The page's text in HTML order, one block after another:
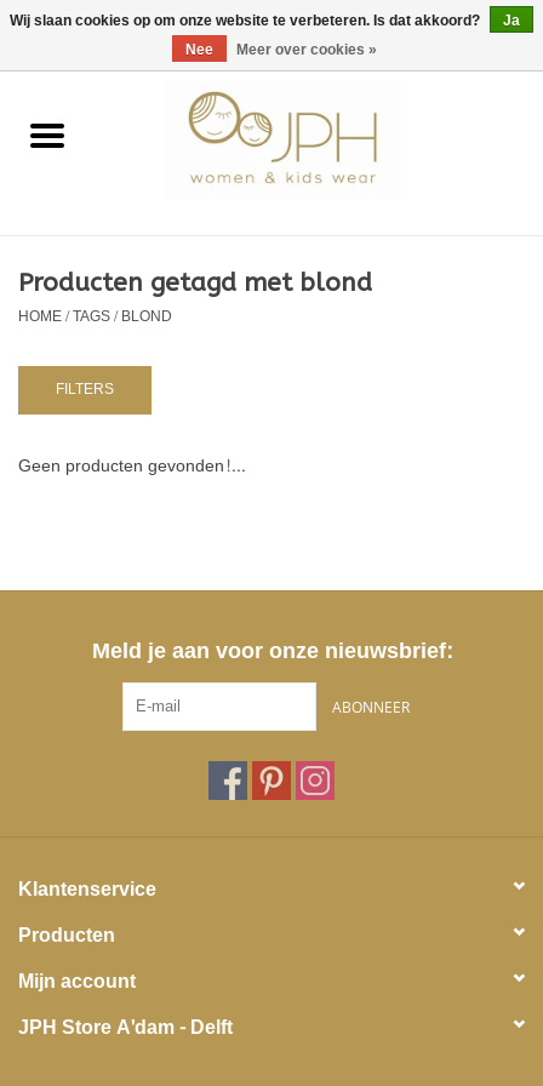
EUR/GBP/USD 0 Artikelen - €0,00
Home
Kids
NURSERY / TABLEWARE
Producten getagd met blond
HOME/TAGS/BLOND
FILTERS
Geen producten gevonden!...
Meld je aan voor onze nieuwsbrief:
ABONNEER
Klantenservice
Producten
Mijn account
JPH Store A'dam - Delft
Wij slaan cookies op om onze website te verbeteren. Is dat akkoord?
Ja
Nee
Meer over cookies »